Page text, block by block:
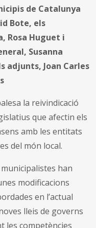
de Catalunya
Bote, els
Rosa Huguet i
Susanna
adjunts, Joan Carles
la reivindicació
que afectin els
amb les entitats
del món local.
han
modificacions
en l’actual
lleis de governs
les competències